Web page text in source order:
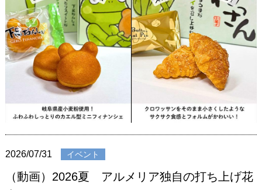
2026/07/31 イベント
（動画）2026夏 アルメリア独自の打ち上げ花